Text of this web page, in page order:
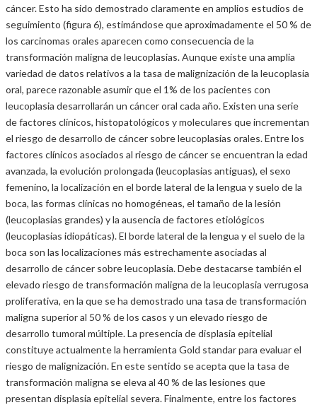
cáncer. Esto ha sido demostrado claramente en amplios estudios de
seguimiento (figura 6), estimándose que aproximadamente el 50 % de
los carcinomas orales aparecen como consecuencia de la
transformación maligna de leucoplasias. Aunque existe una amplia
variedad de datos relativos a la tasa de malignización de la leucoplasia
oral, parece razonable asumir que el 1% de los pacientes con
leucoplasia desarrollarán un cáncer oral cada año. Existen una serie
de factores clínicos, histopatológicos y moleculares que incrementan
el riesgo de desarrollo de cáncer sobre leucoplasias orales. Entre los
factores clínicos asociados al riesgo de cáncer se encuentran la edad
avanzada, la evolución prolongada (leucoplasias antiguas), el sexo
femenino, la localización en el borde lateral de la lengua y suelo de la
boca, las formas clínicas no homogéneas, el tamaño de la lesión
(leucoplasias grandes) y la ausencia de factores etiológicos
(leucoplasias idiopáticas). El borde lateral de la lengua y el suelo de la
boca son las localizaciones más estrechamente asociadas al
desarrollo de cáncer sobre leucoplasia. Debe destacarse también el
elevado riesgo de transformación maligna de la leucoplasia verrugosa
proliferativa, en la que se ha demostrado una tasa de transformación
maligna superior al 50 % de los casos y un elevado riesgo de
desarrollo tumoral múltiple. La presencia de displasia epitelial
constituye actualmente la herramienta Gold standar para evaluar el
riesgo de malignización. En este sentido se acepta que la tasa de
transformación maligna se eleva al 40 % de las lesiones que
presentan displasia epitelial severa. Finalmente, entre los factores